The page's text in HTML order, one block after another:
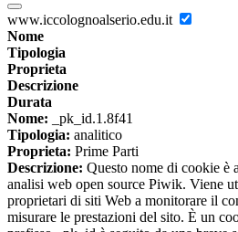
www.iccolognoalserio.edu.it
Nome
Tipologia
Proprieta
Descrizione
Durata
Nome: _pk_id.1.8f41
Tipologia: analitico
Proprieta: Prime Parti
Descrizione: Questo nome di cookie è
analisi web open source Piwik. Viene
proprietari di siti Web a monitorare il
misurare le prestazioni del sito. È un